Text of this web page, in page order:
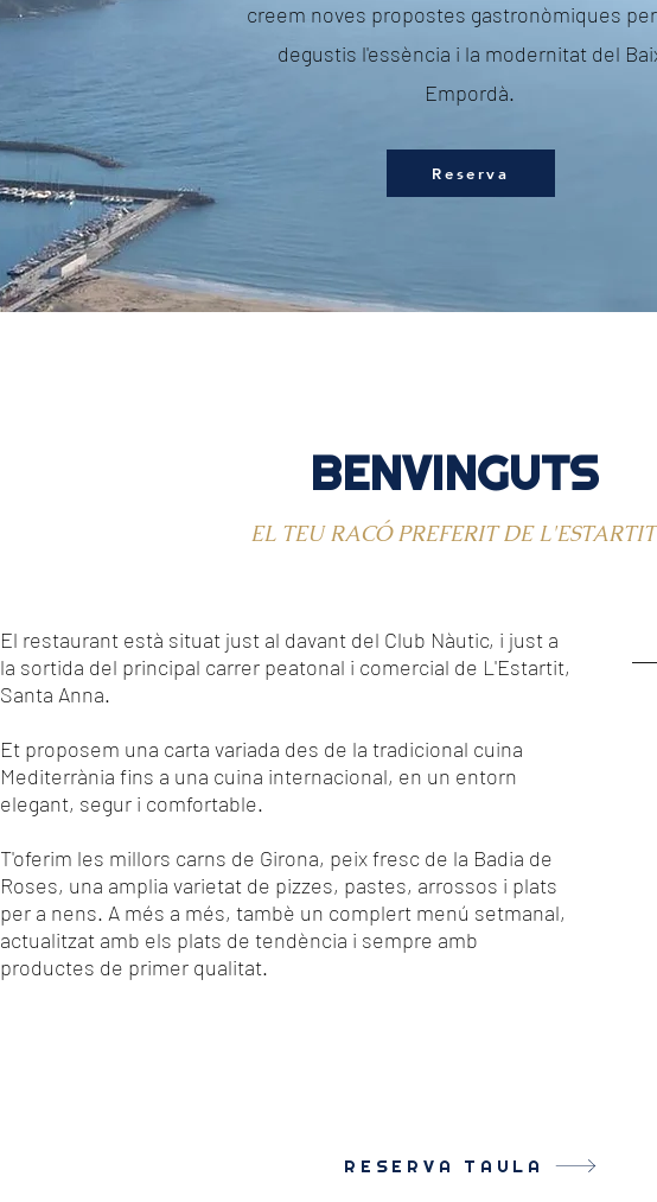
creem noves propostes gastronòmiques
degustis l'essència i la modernitat del
Empordà.
Reserva
BENVINGUTS
EL TEU RACÓ PREFERIT DE L'ESTARTIT
El restaurant està situat just al davant del Club Nàutic, i just a
la sortida del principal carrer peatonal i comercial de L'Estartit,
Santa Anna.
Et proposem una carta variada des de la tradicional cuina
Mediterrània fins a una cuina internacional, en un entorn
elegant, segur i comfortable.
T'oferim les millors carns de Girona, peix fresc de la Badia de
Roses, una amplia varietat de pizzes, pastes, arrossos i plats
per a nens. A més a més, tambè un complert menú setmanal,
actualitzat amb els plats de tendència i sempre amb
productes de primer qualitat.
RESERVA TAULA